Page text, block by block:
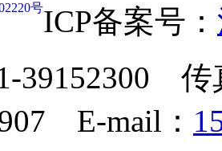
号ICP备案号：
39152300
E-mail：